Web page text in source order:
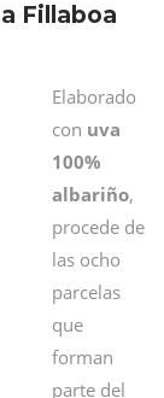
Fillaboa
Elaborado
con uva
100%
albariño,
procede de
las ocho
parcelas
que
forman
parte del